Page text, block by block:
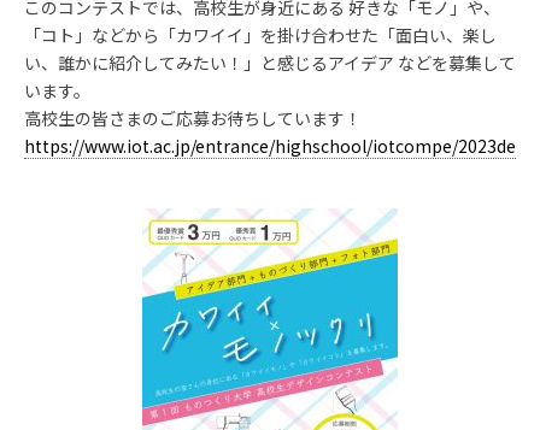
このコンテストでは、高校生が身近にある 好きな「モノ」や、
「コト」などから「カワイイ」を掛け合わせた「面白い、楽し
い、誰かに紹介してみたい！」と感じるアイデア などを募集して
います。
高校生の皆さまのご応募お待ちしています！
https://www.iot.ac.jp/entrance/highschool/iotcompe/